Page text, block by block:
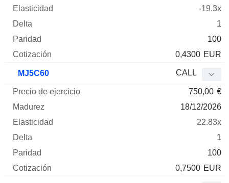
-19.3x
1
100
0,4300 EUR
MJ5C60 CALL
750,00 €
18/12/2026
22.83x
1
100
0,7500 EUR